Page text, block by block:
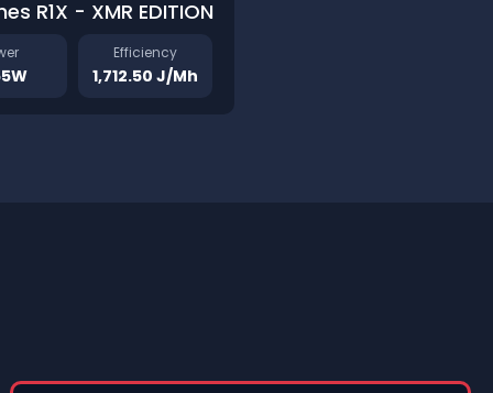
R1X - XMR EDITION
Efficiency
1,712.50 J/Mh